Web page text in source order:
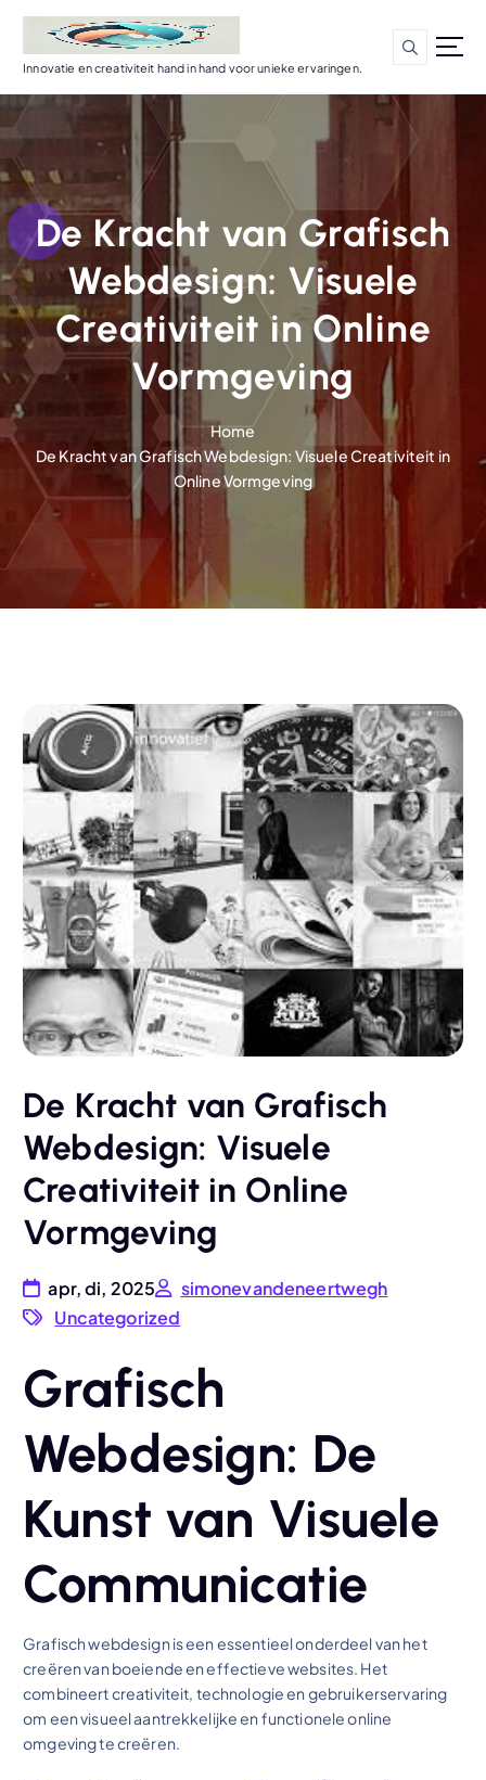
r
d
e
n
o
u
d
Innovatie en creativiteit hand in hand voor unieke ervaringen.
De Kracht van Grafisch
Webdesign: Visuele
Creativiteit in Online
Vormgeving
Home
De Kracht van Grafisch Webdesign: Visuele Creativiteit in
Online Vormgeving
De Kracht van Grafisch
Webdesign: Visuele
Creativiteit in Online
Vormgeving
apr, di, 2025
simonevandeneertwegh
Uncategorized
Grafisch
Webdesign: De
Kunst van Visuele
Communicatie
Grafisch webdesign is een essentieel onderdeel van het
creëren van boeiende en effectieve websites. Het
combineert creativiteit, technologie en gebruikerservaring
om een visueel aantrekkelijke en functionele online
omgeving te creëren.